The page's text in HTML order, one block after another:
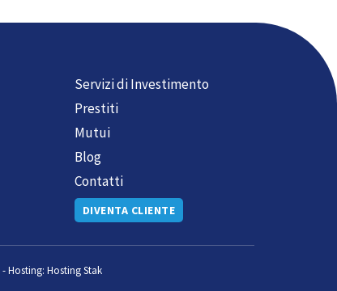
Servizi di Investimento
Prestiti
Mutui
Blog
Contatti
DIVENTA CLIENTE
-Hosting: Hosting Stak